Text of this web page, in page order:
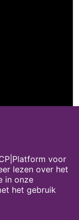
voor
lezen over het
in onze
het gebruik